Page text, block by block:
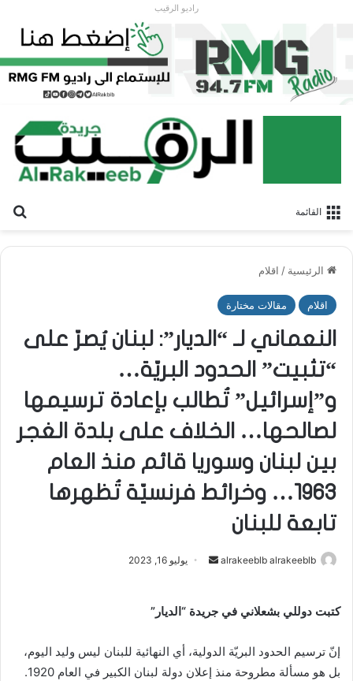
راديو الرقيب
القائمة
الرئيسية / اقلام
اقلام مقالات مختارة
النعماني لـ “الديار”: لبنان يُصرّ على
“تثبيت” الحدود البريّة…
و”إسرائيل” تُطالب بإعادة ترسيمها
لصالحها… الخلاف على بلدة الغجر
بين لبنان وسوريا قائم منذ العام
1963… وخرائط فرنسيّة تُظهرها
تابعة للبنان
alrakeeblb alrakeeblb
ل
ر
ي
يوليو 16, 2023
كتبت دوللي بشعلاني في جريدة “الديار”
إنّ ترسيم الحدود البريّة الدولية، أي النهائية للبنان ليس وليد اليوم،
بل هو مسألة مطروحة منذ إعلان دولة لبنان الكبير في العام 1920.